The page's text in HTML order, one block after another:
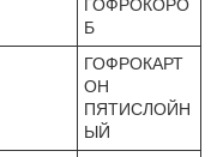
ГОФРОКОРО
Б
ГОФРОКАРТ
ОН
ПЯТИСЛОЙН
ЫЙ